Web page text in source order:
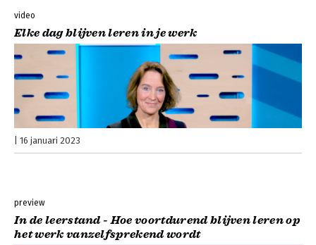
video
Elke dag blijven leren in je werk
16 januari 2023
preview
In de leerstand - Hoe voortdurend blijven leren op
het werk vanzelfsprekend wordt